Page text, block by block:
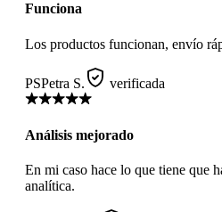
Funciona
Los productos funcionan, envío
PSPetra S. verificada
Análisis mejorado
En mi caso hace lo que tiene que
analítica.